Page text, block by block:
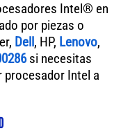
Intel® en
por piezas o
Dell, HP, Lenovo,
si necesitas
procesador Intel a